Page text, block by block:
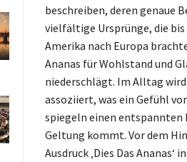
beschreiben, deren genaue
vielfältige Ursprünge, die bis
Amerika nach Europa
Ananas für Wohlstand und
niederschlägt. Im Alltag wird
assoziiert, was ein Gefühl
spiegeln einen entspannten
Geltung kommt. Vor dem
Ausdruck ‚Dies Das